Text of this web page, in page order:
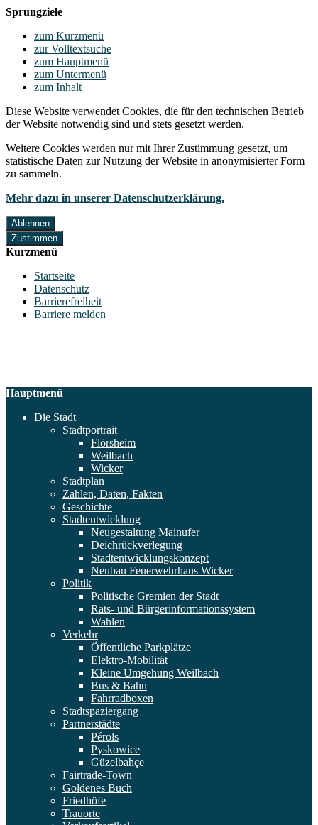
Sprungziele
zum Kurzmenü
zur Volltextsuche
zum Hauptmenü
zum Untermenü
zum Inhalt
Diese Website verwendet Cookies, die für den technischen Betrieb
der Website notwendig sind und stets gesetzt werden.
Weitere Cookies werden nur mit Ihrer Zustimmung gesetzt, um
statistische Daten zur Nutzung der Website in anonymisierter Form
zu sammeln.
Mehr dazu in unserer Datenschutzerklärung.
Ablehnen
Zustimmen
Kurzmenü
Startseite
Datenschutz
Barrierefreiheit
Barriere melden
Hauptmenü
Die Stadt
Stadtportrait
Flörsheim
Weilbach
Wicker
Stadtplan
Zahlen, Daten, Fakten
Geschichte
Stadtentwicklung
Neugestaltung Mainufer
Deichrückverlegung
Stadtentwicklungskonzept
Neubau Feuerwehrhaus Wicker
Politik
Politische Gremien der Stadt
Rats- und Bürgerinformationssystem
Wahlen
Verkehr
Öffentliche Parkplätze
Elektro-Mobilität
Kleine Umgehung Weilbach
Bus & Bahn
Fahrradboxen
Stadtspaziergang
Partnerstädte
Pérols
Pyskowice
Güzelbahçe
Fairtrade-Town
Goldenes Buch
Friedhöfe
Trauorte